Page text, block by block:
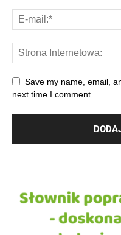
Save my name, email,
next time I comment.